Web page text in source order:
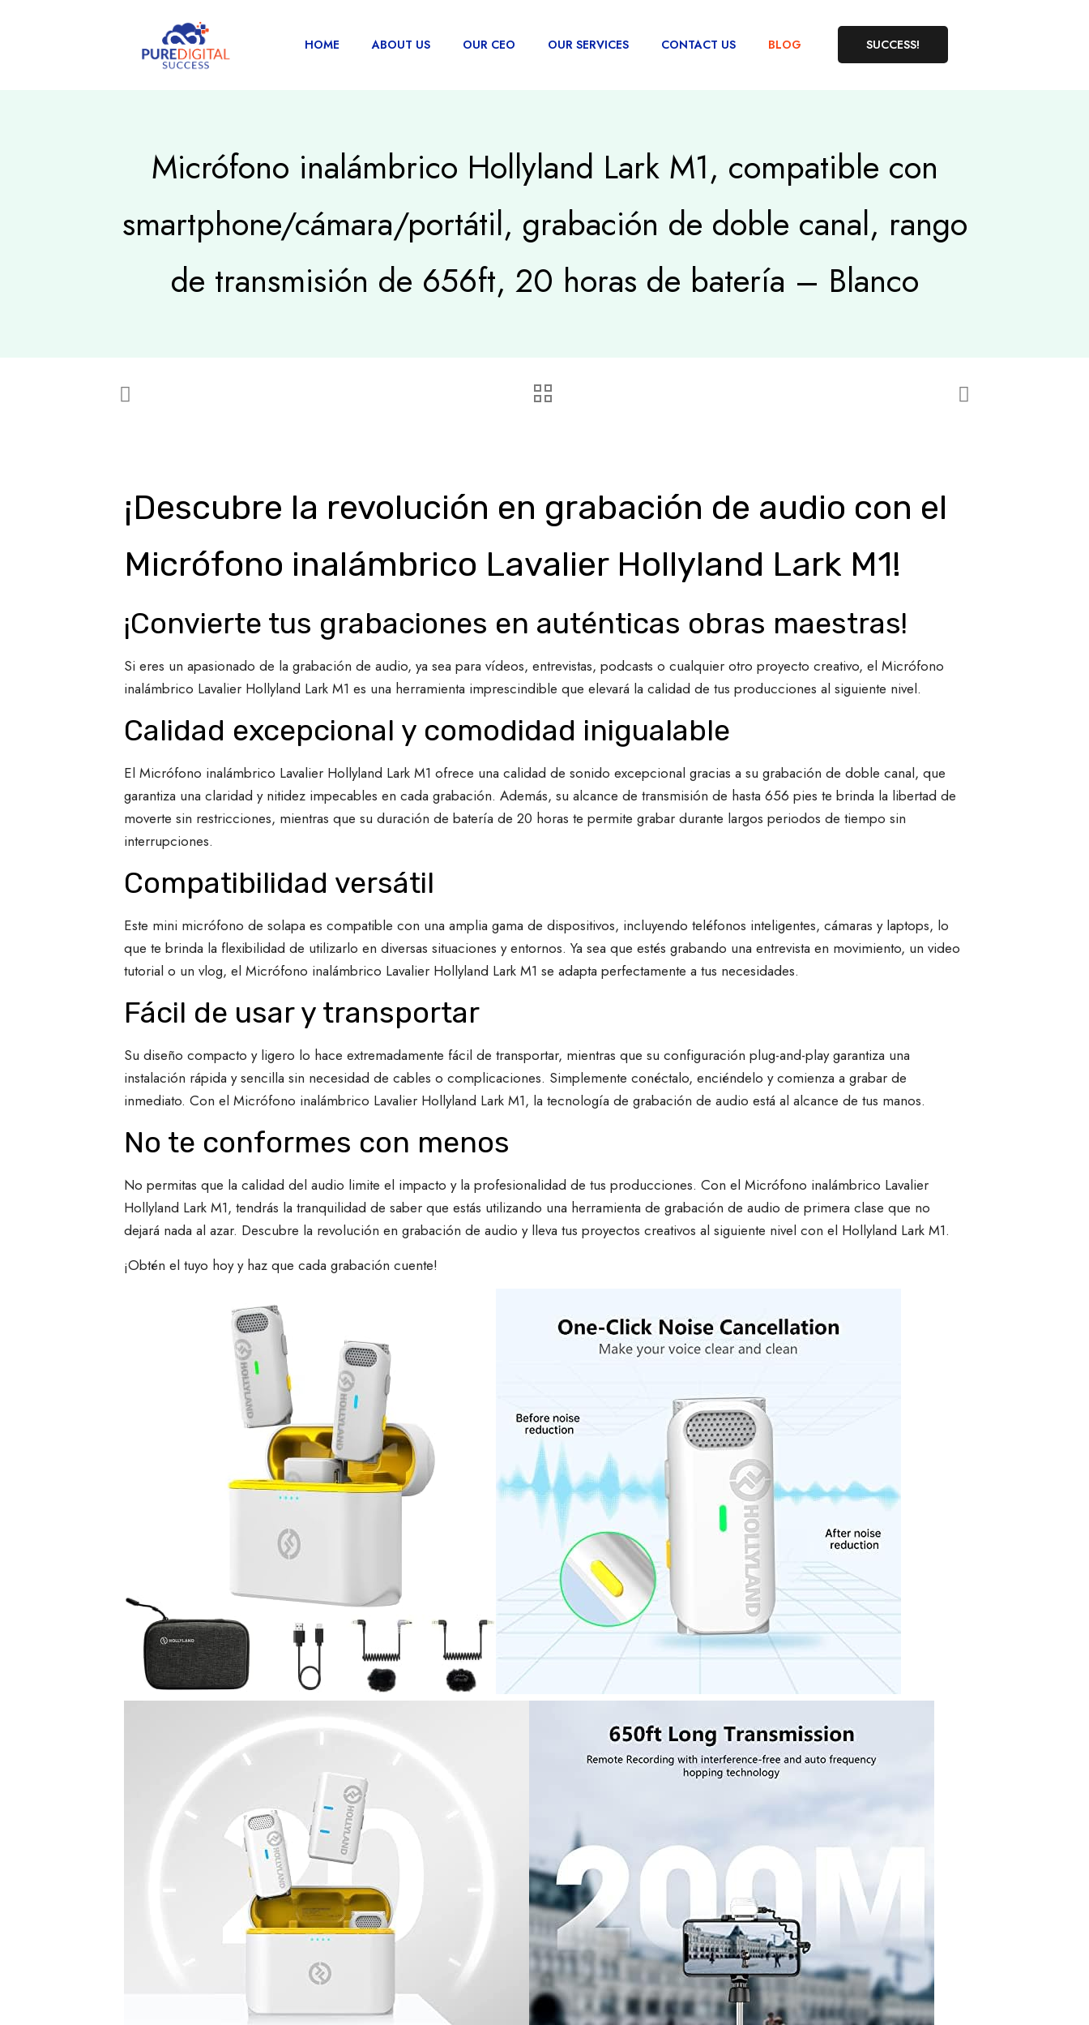
HOME ABOUT US OUR CEO OUR SERVICES CONTACT US BLOG SUCCESS!
Micrófono inalámbrico Hollyland Lark M1, compatible con
smartphone/cámara/portátil, grabación de doble canal, rango
de transmisión de 656ft, 20 horas de batería – Blanco
¡Descubre la revolución en grabación de audio con el
Micrófono inalámbrico Lavalier Hollyland Lark M1!
¡Convierte tus grabaciones en auténticas obras maestras!
Si eres un apasionado de la grabación de audio, ya sea para vídeos, entrevistas, podcasts o cualquier otro proyecto creativo, el Micrófono
inalámbrico Lavalier Hollyland Lark M1 es una herramienta imprescindible que elevará la calidad de tus producciones al siguiente nivel.
Calidad excepcional y comodidad inigualable
El Micrófono inalámbrico Lavalier Hollyland Lark M1 ofrece una calidad de sonido excepcional gracias a su grabación de doble canal, que
garantiza una claridad y nitidez impecables en cada grabación. Además, su alcance de transmisión de hasta 656 pies te brinda la libertad de
moverte sin restricciones, mientras que su duración de batería de 20 horas te permite grabar durante largos periodos de tiempo sin
interrupciones.
Compatibilidad versátil
Este mini micrófono de solapa es compatible con una amplia gama de dispositivos, incluyendo teléfonos inteligentes, cámaras y laptops, lo
que te brinda la flexibilidad de utilizarlo en diversas situaciones y entornos. Ya sea que estés grabando una entrevista en movimiento, un video
tutorial o un vlog, el Micrófono inalámbrico Lavalier Hollyland Lark M1 se adapta perfectamente a tus necesidades.
Fácil de usar y transportar
Su diseño compacto y ligero lo hace extremadamente fácil de transportar, mientras que su configuración plug-and-play garantiza una
instalación rápida y sencilla sin necesidad de cables o complicaciones. Simplemente conéctalo, enciéndelo y comienza a grabar de
inmediato. Con el Micrófono inalámbrico Lavalier Hollyland Lark M1, la tecnología de grabación de audio está al alcance de tus manos.
No te conformes con menos
No permitas que la calidad del audio limite el impacto y la profesionalidad de tus producciones. Con el Micrófono inalámbrico Lavalier
Hollyland Lark M1, tendrás la tranquilidad de saber que estás utilizando una herramienta de grabación de audio de primera clase que no
dejará nada al azar. Descubre la revolución en grabación de audio y lleva tus proyectos creativos al siguiente nivel con el Hollyland Lark M1.
¡Obtén el tuyo hoy y haz que cada grabación cuente!